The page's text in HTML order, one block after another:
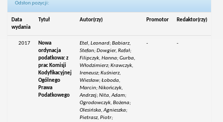
Odsłon pozycji:
Data
wydania
Tytuł Autor(rzy) Promotor Redaktor(rzy)
2017
Nowa
ordynacja
podatkowa: z
prac Komisji
Kodyfikacyjnej
Ogólnego
Prawa
Podatkowego
Etel, Leonard; Babiarz,
Stefan; Dowgier, Rafał;
Filipczyk, Hanna; Gurba,
Włodzimierz; Krawczyk,
Ireneusz; Kuśnierz,
Wiesław; Łoboda,
Marcin; Nikończyk,
Andrzej; Nita, Adam;
Ogrodowczyk, Bożena;
Olesińska, Agnieszka;
Pietrasz, Piotr;
- -